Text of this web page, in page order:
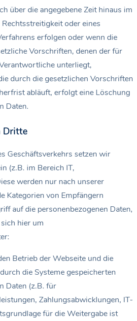
über die angegebene Zeit hinaus im
oder eines
erfolgen oder wenn die
Vorschriften, denen der für
unterliegt,
durch die gesetzlichen Vorschriften
abläuft, erfolgt eine Löschung
Daten.
Dritte
Geschäftsverkehrs setzen wir
(z.B. im Bereich IT,
werden nur nach unserer
Kategorien von Empfängern
auf die personenbezogenen Daten,
hier um
Betrieb der Webseite und die
die Systeme gespeicherten
Daten (z.B. für
Zahlungsabwicklungen, IT-
für die Weitergabe ist